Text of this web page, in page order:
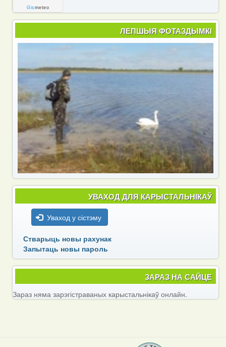
Gismeteo
ЛЕПШЫЯ ФОТАЗДЫМКІ
УВАХОД ДЛЯ КАРЫСТАЛЬНІКАЎ
Уваход у сістэму
Стварыць новы рахунак
Запытаць новы пароль
ЗАРАЗ НА САЙЦЕ
Зараз няма зарэгістраваных карыстальнікаў онлайн.